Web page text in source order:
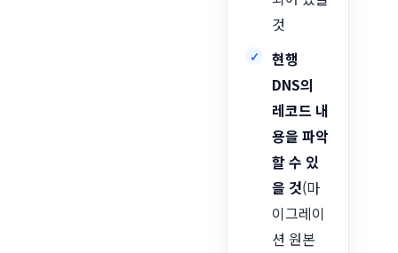
것
현행
DNS의
레코드 내
용을 파악
할 수 있
을 것(마
이그레이
션 원본